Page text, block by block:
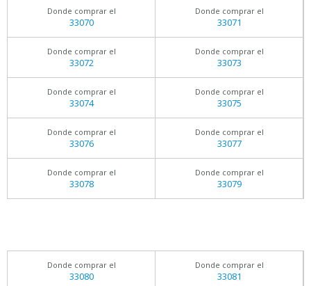
Donde comprar el
33070
Donde comprar el
33071
Donde comprar el
33072
Donde comprar el
33073
Donde comprar el
33074
Donde comprar el
33075
Donde comprar el
33076
Donde comprar el
33077
Donde comprar el
33078
Donde comprar el
33079
Donde comprar el
33080
Donde comprar el
33081